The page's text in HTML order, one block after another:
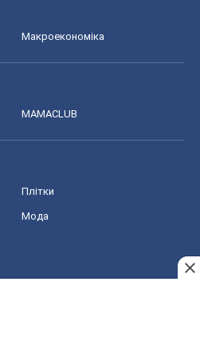
Макроекономіка
MAMACLUB
Плітки
Мода